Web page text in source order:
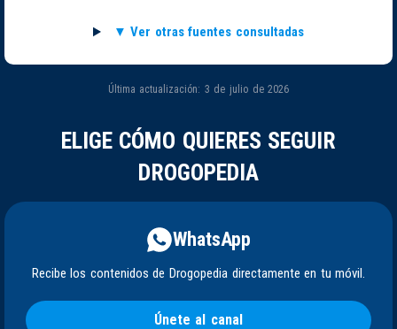
Ver otras fuentes consultadas
Última actualización: 3 de julio de 2026
ELIGE CÓMO QUIERES SEGUIR
DROGOPEDIA
WhatsApp
Recibe los contenidos de Drogopedia directamente en tu móvil.
Únete al canal